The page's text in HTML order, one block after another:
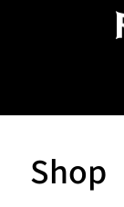
Shop